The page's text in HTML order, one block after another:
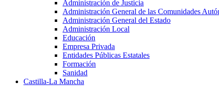
Administración de Justicia
Administración General de las Comunidades
Administración General del Estado
Administración Local
Educación
Empresa Privada
Entidades Públicas Estatales
Formación
Sanidad
Castilla-La Mancha